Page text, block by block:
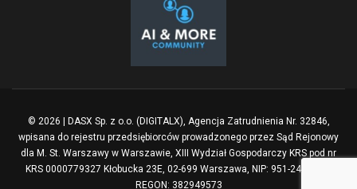
© 2026 | DASX Sp. z o.o. (DIGITALX), Agencja Zatrudnienia Nr. 32846,
wpisana do rejestru przedsiębiorców prowadzonego przez Sąd Rejonowy
dla M. St. Warszawy w Warszawie, XIII Wydział Gospodarczy KRS pod nr
KRS 0000779327 Kłobucka 23E, 02-699 Warszawa, NIP: 951-248-1510
REGON: 382949573